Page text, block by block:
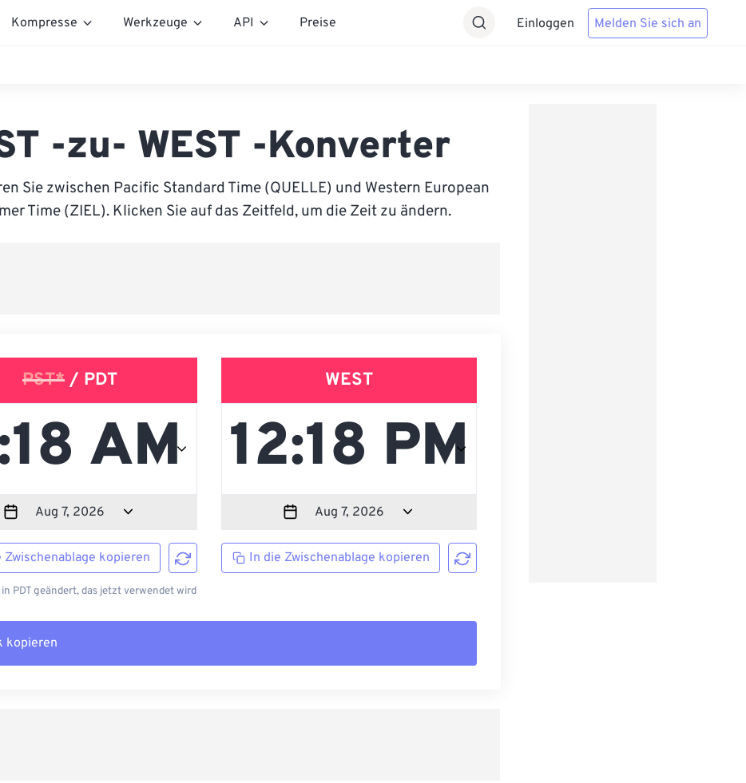
Kompresse Werkzeuge API Preise Einloggen Melden Sie sich an
-zu- WEST -Konverter
Sie zwischen Pacific Standard Time (QUELLE) und Western European
Time (ZIEL). Klicken Sie auf das Zeitfeld, um die Zeit zu ändern.
PST*/ PDT
Zwischenablage kopieren
PDT geändert, das jetzt verwendet wird
WEST
In die Zwischenablage kopieren
kopieren